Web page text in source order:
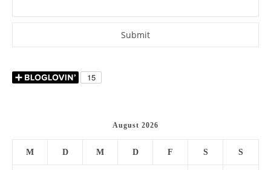
August 2026
M D M D F S S